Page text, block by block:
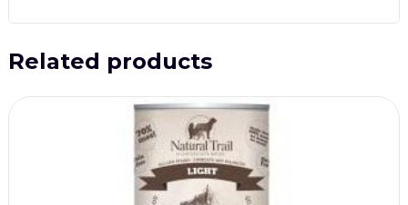
Related products